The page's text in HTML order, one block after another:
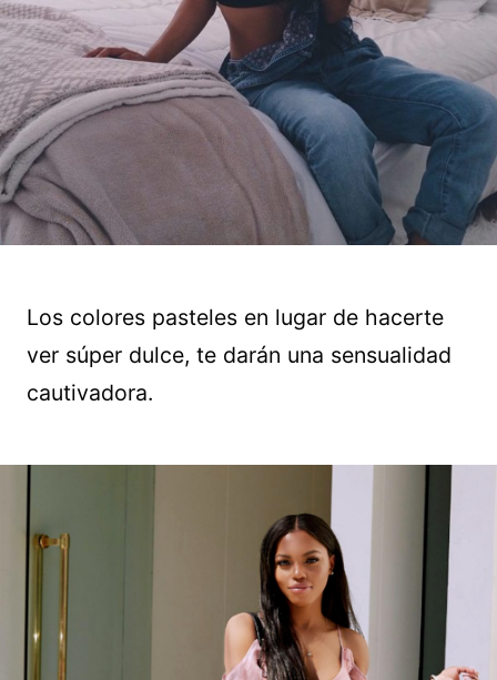
Los colores pasteles en lugar de hacerte
ver súper dulce, te darán una sensualidad
cautivadora.